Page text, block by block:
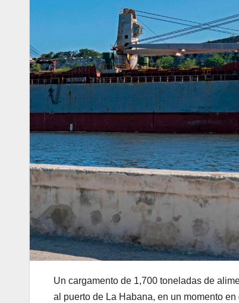
Un cargamento de 1,700 toneladas de
al puerto de La Habana, en un momento